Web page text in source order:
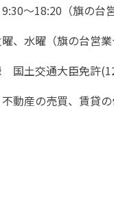
～18:20（旗の台営
、水曜（旗の台営業
国土交通大臣免許
動産の売買、賃貸